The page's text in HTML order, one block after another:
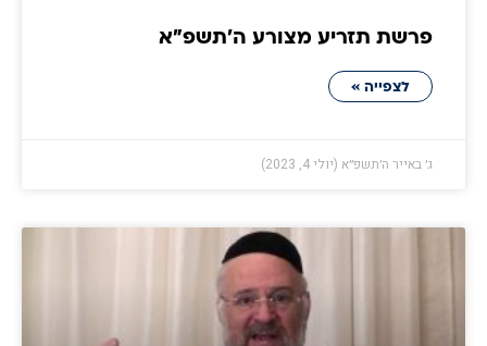
פרשת תזריע מצורע ה׳תשפ״א
לצפייה »
ג׳ באייר ה׳תשפ״א (יולי 4, 2023)